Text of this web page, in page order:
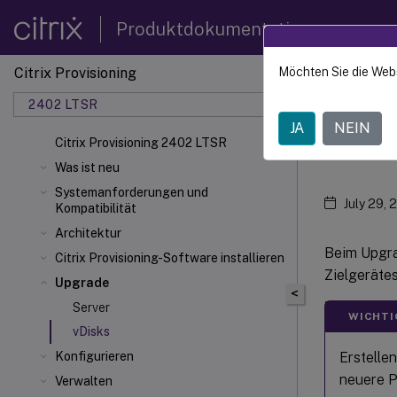
Produktdokumentation
Citrix Provisioning
2402 LTSR
Citrix Provisioning 2402 LTSR
Was ist neu
Systemanforderungen und
Kompatibilität
Architektur
Citrix Provisioning-Software installieren
Upgrade
Server
vDisks
Konfigurieren
Verwalten
Citrix
<
July 29,
Beim
neuere
Möchten Sie die
JA NEIN